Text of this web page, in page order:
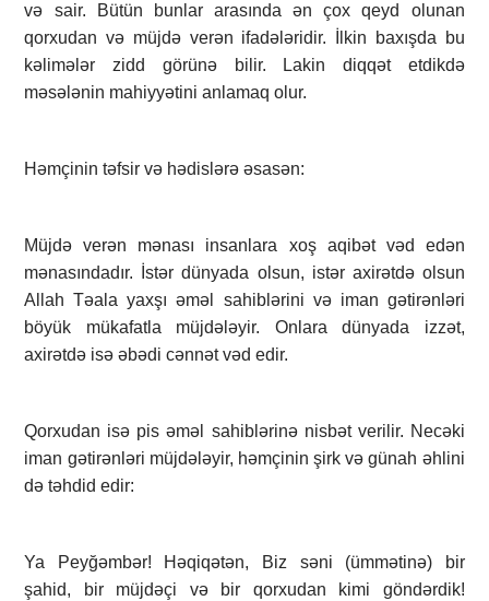
və sair. Bütün bunlar arasında ən çox qeyd olunan
qorxudan və müjdə verən ifadələridir. İlkin baxışda bu
kəlimələr zidd görünə bilir. Lakin diqqət etdikdə
məsələnin mahiyyətini anlamaq olur.
Həmçinin təfsir və hədislərə əsasən:
Müjdə verən mənası insanlara xoş aqibət vəd edən
mənasındadır. İstər dünyada olsun, istər axirətdə olsun
Allah Təala yaxşı əməl sahiblərini və iman gətirənləri
böyük mükafatla müjdələyir. Onlara dünyada izzət,
axirətdə isə əbədi cənnət vəd edir.
Qorxudan isə pis əməl sahiblərinə nisbət verilir. Necəki
iman gətirənləri müjdələyir, həmçinin şirk və günah əhlini
də təhdid edir:
Ya Peyğəmbər! Həqiqətən, Biz səni (ümmətinə) bir
şahid, bir müjdəçi və bir qorxudan kimi göndərdik!